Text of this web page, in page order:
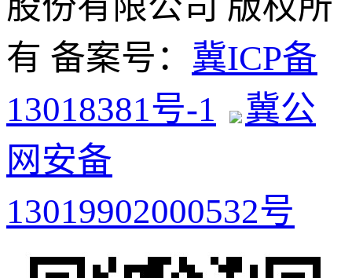
有 备案号： 冀ICP备
13018381号-1
冀公
网安备
13019902000532号